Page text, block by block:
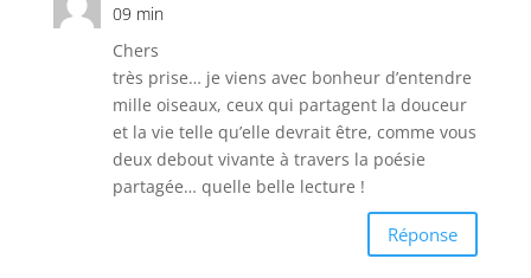
09 min
Chers
très prise… je viens avec bonheur d’entendre
mille oiseaux, ceux qui partagent la douceur
et la vie telle qu’elle devrait être, comme vous
deux debout vivante à travers la poésie
partagée… quelle belle lecture !
Réponse